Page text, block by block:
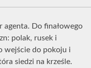
agenta. Do finałowego
polak, rusek i
wejście do pokoju i
siedzi na krześle.